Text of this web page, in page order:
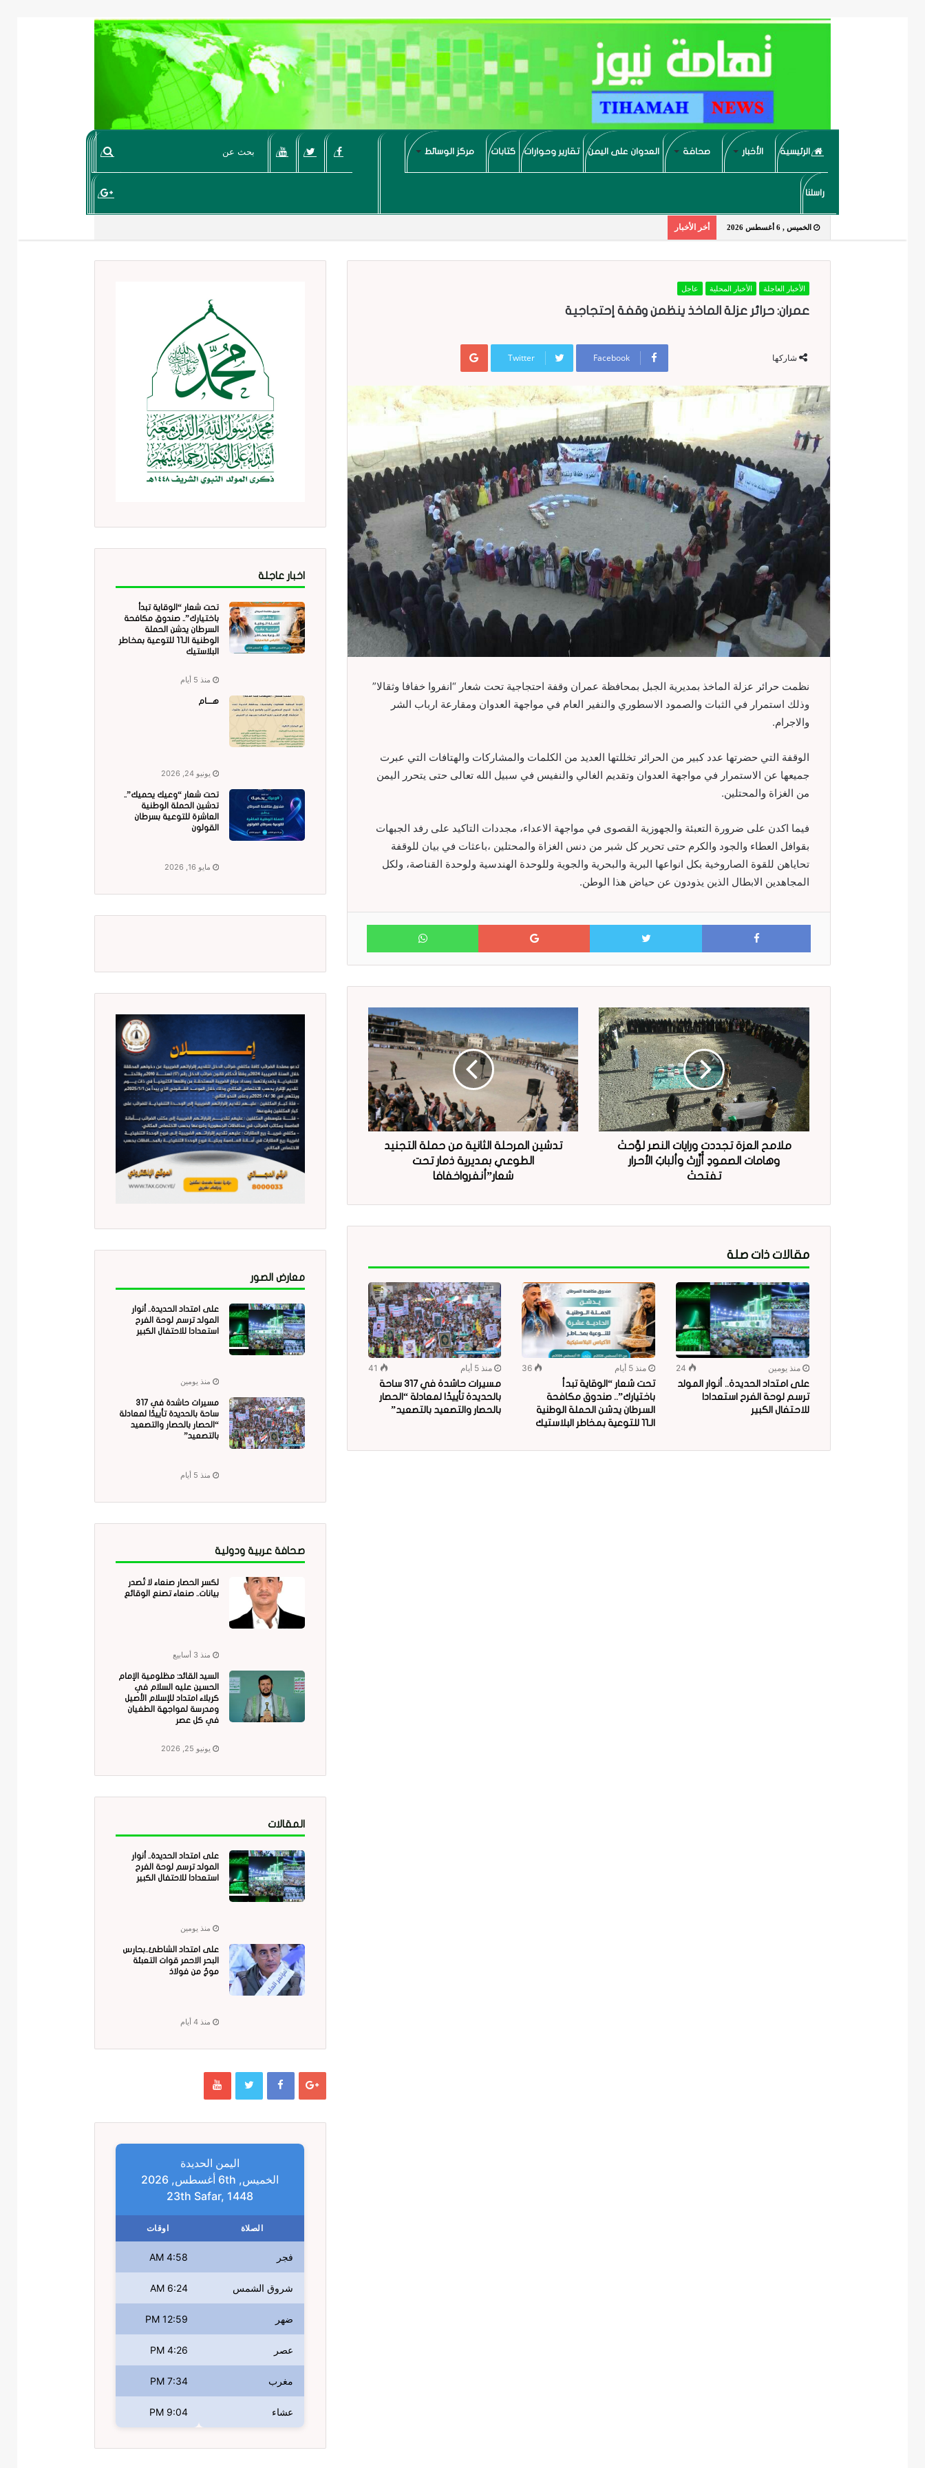
الرئيسية الأخبار صحافة العدوان على اليمن تقارير وحوارات كتابات مركز الوسائط
راسلنا
الخميس , 6 أغسطس 2026 أخر الأخبار
الأخبار العاجلة الأخبار المحلية عاجل
عمران: حرائر عزلة الماخذ ينظمن وقفة إحتجاجية
شاركها Facebook
Twitter
Google+
نظمت حرائر عزلة الماخذ بمديرية الجبل بمحافظة عمران وقفة احتجاجية تحت شعار “انفروا خفافا وثقالا”
وذلك استمرار في الثبات والصمود الاسطوري والنفير العام في مواجهة العدوان ومقارعة ارباب الشر
والاجرام.
الوقفة التي حضرتها عدد كبير من الحرائر تخللتها العديد من الكلمات والمشاركات والهتافات التي عبرت
جميعها عن الاستمرار في مواجهة العدوان وتقديم الغالي والنفيس في سبيل الله تعالى حتى يتحرر اليمن
من الغزاة والمحتلين.
فيما اكدن على ضرورة التعبئة والجهوزية القصوى في مواجهة الاعداء، مجددات التاكيد على رفد الجبهات
بقوافل العطاء والجود والكرم حتى تحرير كل شبر من دنس الغزاة والمحتلين ،باعثات في بيان للوقفة
تحاياهن للقوة الصاروخية بكل انواعها البرية والبحرية والجوية وللوحدة الهندسية ولوحدة القناصة، ولكل
المجاهدين الابطال الذين يذودون عن حياض هذا الوطن.
Facebook
Twitter
Google+
WhatsApp
ملامح العزة تجددت ورايات النصر لوَّحتْ
وهامات الصمودِ أُزِّرتْ وألبابُ اﻷحرار
تفتحتْ
تدشين المرحلة الثانية من حملة التجنيد
الطوعي بمديرية ذمار تحت
شعار”أنفرواخفافا
مقالات ذات صلة
منذ يومين
24
على امتداد الحديدة.. أنوار المولد
ترسم لوحة الفرح استعدادا
للاحتفال الكبير
منذ 5 أيام
36
تحت شعار “الوقاية تبدأ
باختيارك”.. صندوق مكافحة
السرطان يدشن الحملة الوطنية
الـ11 للتوعية بمخاطر البلاستيك
منذ 5 أيام
41
مسيرات حاشدة في 317 ساحة
بالحديدة تأييدًا لمعادلة “الحصار
بالحصار والتصعيد بالتصعيد”
اخبار عاجلة
تحت شعار “الوقاية تبدأ
باختيارك”.. صندوق مكافحة
السرطان يدشن الحملة
الوطنية الـ11 للتوعية بمخاطر
البلاستيك
منذ 5 أيام
هــــام
يونيو 24, 2026
تحت شعار “وعيك يحميك”..
تدشين الحملة الوطنية
العاشرة للتوعية بسرطان
القولون
مايو 16, 2026
معارض الصور
على امتداد الحديدة.. أنوار
المولد ترسم لوحة الفرح
استعدادا للاحتفال الكبير
منذ يومين
مسيرات حاشدة في 317
ساحة بالحديدة تأييدًا لمعادلة
“الحصار بالحصار والتصعيد
بالتصعيد”
منذ 5 أيام
صحافة عربية ودولية
لكسر الحصار صنعاء لا تُصدر
بيانات.. صنعاء تصنع الوقائع
منذ 3 أسابيع
السيد القائد: مظلومية الإمام
الحسين عليه السلام في
كربلاء امتداد للإسلام الأصيل
ومدرسة لمواجهة الطغيان
في كل عصر
يونيو 25, 2026
المقالات
على امتداد الحديدة.. أنوار
المولد ترسم لوحة الفرح
استعدادا للاحتفال الكبير
منذ يومين
على امتداد الشاطئ..بحارس
البحر الاحمر قوات التعبئة
موجٌ من فولاذ
منذ 4 أيام
اليمن الحديدة
الخميس, 6th أغسطس, 2026
23th Safar, 1448
الصلاة اوقات
فجر 4:58 AM
شروق الشمس 6:24 AM
ضهر 12:59 PM
عصر 4:26 PM
مغرب 7:34 PM
عشاء 9:04 PM